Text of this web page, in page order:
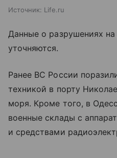
Источник: Life.ru
Данные о разрушениях
уточняются.
Ранее ВС России
техникой в порту
моря. Кроме того, в
военные склады с
и средствами